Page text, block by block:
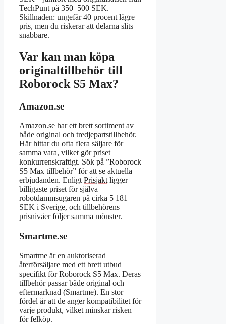
TechPunt på 350–500 SEK.
Skillnaden: ungefär 40 procent lägre
pris, men du riskerar att delarna slits
snabbare.
Var kan man köpa
originaltillbehör till
Roborock S5 Max?
Amazon.se
Amazon.se har ett brett sortiment av
både original och tredjepartstillbehör.
Här hittar du ofta flera säljare för
samma vara, vilket gör priset
konkurrenskraftigt. Sök på ”Roborock
S5 Max tillbehör” för att se aktuella
erbjudanden. Enligt Prisjakt ligger
billigaste priset för själva
robotdammsugaren på cirka 5 181
SEK i Sverige, och tillbehörens
prisnivåer följer samma mönster.
Smartme.se
Smartme är en auktoriserad
återförsäljare med ett brett utbud
specifikt för Roborock S5 Max. Deras
tillbehör passar både original och
eftermarknad (Smartme). En stor
fördel är att de anger kompatibilitet för
varje produkt, vilket minskar risken
för felköp.